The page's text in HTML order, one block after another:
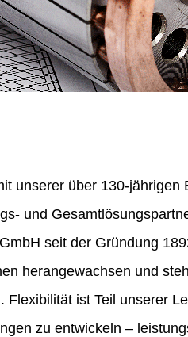
unserer über 130-jährigen
und
seit der Gründung
herangewachsen und
ist Teil unserer
zu entwickeln –